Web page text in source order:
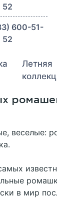
52
600-51-
52
Летняя
веселые:
в мир